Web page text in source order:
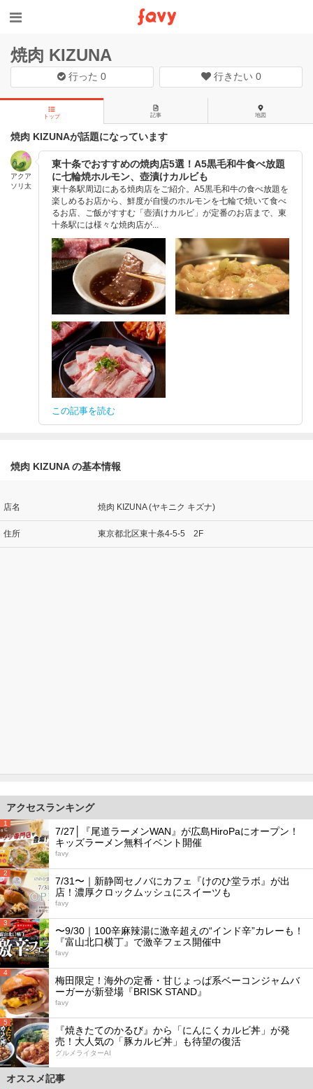
焼肉 KIZUNA
行った0 行きたい 0
トップ 記事 地図
焼肉 KIZUNAが話題になっています
アクア
ソリ太
東十条でおすすめの焼肉店5選！A5黒毛和牛食べ放題
に七輪焼ホルモン、壺漬けカルビも
東十条駅周辺にある焼肉店をご紹介。A5黒毛和牛の食べ放題を
楽しめるお店から、鮮度が自慢のホルモンを七輪で焼いて食べ
るお店、ご飯がすすむ「壺漬けカルビ」が定番のお店まで、東
十条駅には様々な焼肉店が...
この記事を読む
焼肉 KIZUNA の基本情報
店名 焼肉 KIZUNA (ヤキニク キズナ)
住所 東京都北区東十条4-5-5 2F
アクセスランキング
1
7/27│『尾道ラーメンWAN』が広島HiroPaにオープン！
キッズラーメン無料イベント開催
favy
2
7/31〜｜新静岡セノバにカフェ『けのひ堂ラボ』が出
店！濃厚クロックムッシュにスイーツも
favy
3
〜9/30｜100辛麻辣湯に激辛超えの“インド辛”カレーも！
『富山北口横丁』で激辛フェス開催中
favy
4
梅田限定！海外の定番・甘じょっぱ系ベーコンジャムバ
ーガーが新登場『BRISK STAND』
favy
5
『焼きたてのかるび』から「にんにくカルビ丼」が発
売！大人気の「豚カルビ丼」も待望の復活
グルメライターAI
オススメ記事